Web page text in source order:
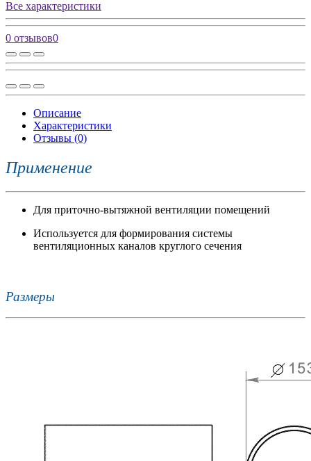
Все характеристики
0 отзывов0
Описание
Характеристики
Отзывы (0)
Применение
Для приточно-вытяжной вентиляции помещений
Используется для формирования системы
вентиляционных каналов круглого сечения
Размеры